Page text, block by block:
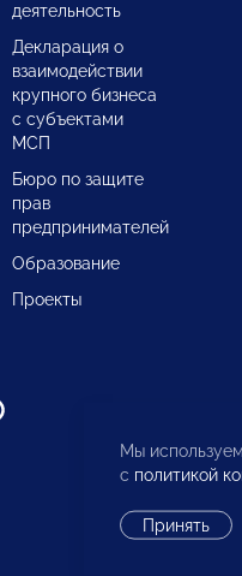
деятельность
Декларация о
взаимодействии
крупного бизнеса
с субъектами
МСП
Бюро по защите
прав
предпринимателей
Образование
Проекты
Мы
с политикой
Принять